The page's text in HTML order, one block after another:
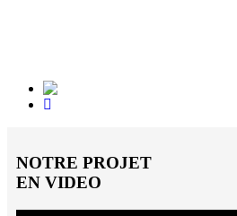
NOTRE PROJET
EN VIDEO